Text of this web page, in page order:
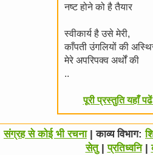
नष्ट होने को है तैयार
स्वीकार्य है उसे मेरी,
काँपती उंगलियों की
मेरे अपरिपक्व अर्थों की
..
पूरी प्रस्तुति यहाँ
संग्रह से कोई भी रचना| काव्य विभाग:
सेतु|प्रतिध्वनि|